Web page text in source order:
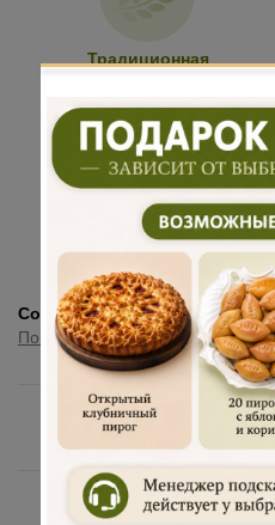
Традиционная
Подарок к
каждому
заказу
Состав:Мука, яйцо, дрожжи, маргарин, вода, соль, сахар,
Показать полностью
Нам
Русские